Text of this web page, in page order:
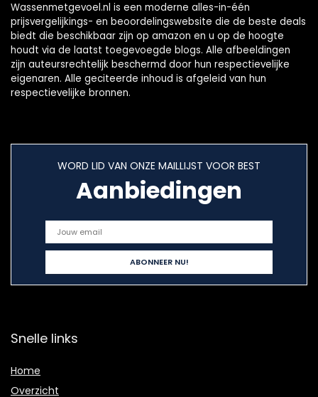
Wassenmetgevoel.nl is een moderne alles-in-één
prijsvergelijkings- en beoordelingswebsite die de beste deals
biedt die beschikbaar zijn op amazon en u op de hoogte
houdt via de laatst toegevoegde blogs. Alle afbeeldingen
zijn auteursrechtelijk beschermd door hun respectievelijke
eigenaren. Alle geciteerde inhoud is afgeleid van hun
respectievelijke bronnen.
WORD LID VAN ONZE MAILLIJST VOOR BEST
Aanbiedingen
Snelle links
Home
Overzicht